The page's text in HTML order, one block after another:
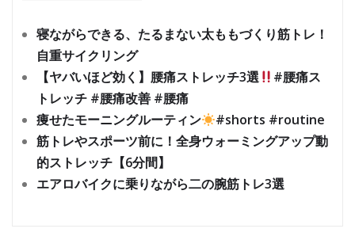
寝ながらできる、たるまない太ももづくり筋トレ！
自重サイクリング
【ヤバいほど効く】腰痛ストレッチ3選
#腰痛ス
トレッチ #腰痛改善 #腰痛
痩せたモーニングルーティン
#shorts #routine
筋トレやスポーツ前に！全身ウォーミングアップ動
的ストレッチ【6分間】
エアロバイクに乗りながら二の腕筋トレ3選